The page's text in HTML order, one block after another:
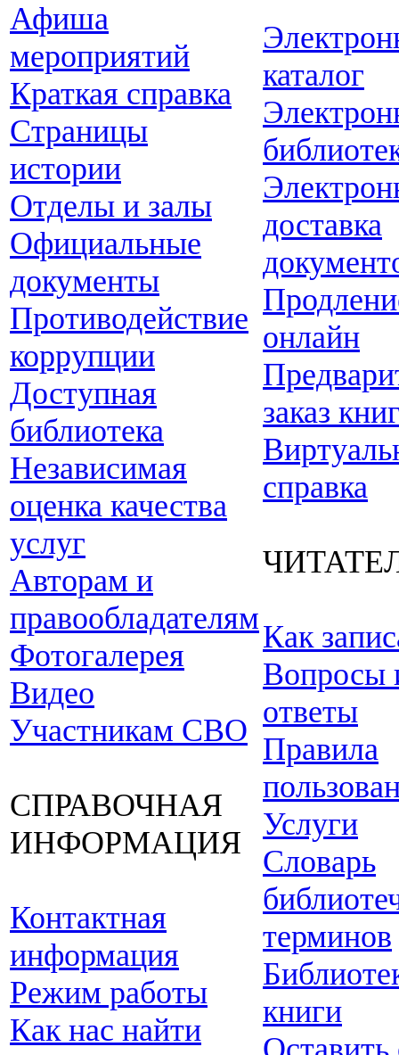
Афиша
мероприятий
Краткая справка
Страницы
истории
Отделы и залы
Официальные
документы
Противодействие
коррупции
Доступная
библиотека
Независимая
оценка качества
услуг
Авторам и
правообладателям
Фотогалерея
Видео
Участникам СВО
СПРАВОЧНАЯ
ИНФОРМАЦИЯ
Контактная
информация
Режим работы
Как нас найти
каталог
доставка
онлайн
заказ
справка
Как
Вопросы
ответы
Правила
Услуги
Словарь
терминов
книги